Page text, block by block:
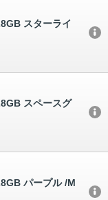
スターライ
スペースグ
パープル /M